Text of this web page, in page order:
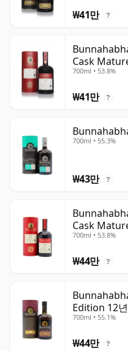
₩41만 ?
Cask
700ml • 53.8%
₩41만 ?
700ml • 55.3%
₩43만 ?
Cask
산
700ml • 53.8%
₩44만 ?
Edition 12
700ml • 55.1%
₩44만 ?